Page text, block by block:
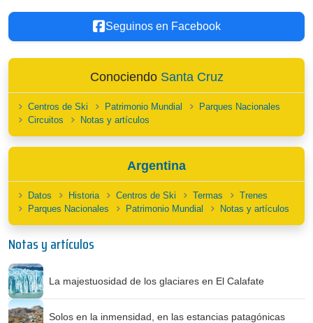
Seguinos en Facebook
Conociendo Santa Cruz
Centros de Ski Patrimonio Mundial
Parques Nacionales
Circuitos
Notas y artículos
Argentina
Datos Historia Centros de Ski Termas
Trenes
Parques Nacionales
Patrimonio Mundial Notas y artículos
Notas y artículos
La majestuosidad de los glaciares en El Calafate
Solos en la inmensidad, en las estancias patagónicas